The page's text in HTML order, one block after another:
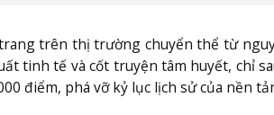
trên thị trường chuyển thể từ
tinh tế và cốt truyện tâm huyết, chỉ
điểm, phá vỡ kỷ lục lịch sử của nền